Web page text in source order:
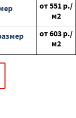
от551 р./
м2
от603 р./
м2